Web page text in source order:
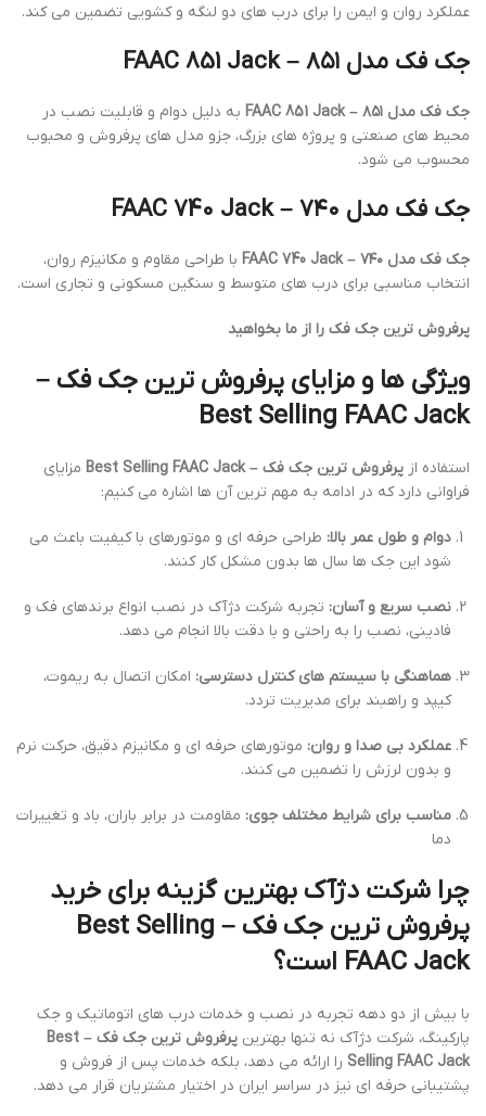
عملکرد روان و ایمن را برای درب های دو لنگه و کشویی تضمین می کند.
جک فک مدل ۸۵۱ – FAAC 851 Jack
جک فک مدل ۸۵۱ – FAAC 851 Jack
به دلیل دوام و قابلیت نصب در
محیط های صنعتی و پروژه های بزرگ، جزو مدل های پرفروش و محبوب
محسوب می شود.
جک فک مدل ۷۴۰ – FAAC 740 Jack
جک فک مدل ۷۴۰ – FAAC 740 Jack
با طراحی مقاوم و مکانیزم روان،
انتخاب مناسبی برای درب های متوسط و سنگین مسکونی و تجاری است.
پرفروش ترین جک فک را از ما بخواهید
ویژگی ها و مزایای پرفروش ترین جک فک –
Best Selling FAAC Jack
استفاده از پرفروش ترین جک فک – Best Selling FAAC Jack
مزایای
فراوانی دارد که در ادامه به مهم ترین آن ها اشاره می کنیم:
دوام و طول عمر بالا: طراحی حرفه ای و موتورهای با کیفیت باعث می
شود این جک ها سال ها بدون مشکل کار کنند.
نصب سریع و آسان: تجربه شرکت دژآک در نصب انواع برندهای فک و
فادینی، نصب را به راحتی و با دقت بالا انجام می دهد.
هماهنگی با سیستم های کنترل دسترسی: امکان اتصال به ریموت،
کیپد و راهبند برای مدیریت تردد.
عملکرد بی صدا و روان: موتورهای حرفه ای و مکانیزم دقیق، حرکت نرم
و بدون لرزش را تضمین می کنند.
مناسب برای شرایط مختلف جوی: مقاومت در برابر باران، باد و تغییرات
دما
چرا شرکت دژآک بهترین گزینه برای خرید
پرفروش ترین جک فک – Best Selling
FAAC Jack است؟
با بیش از دو دهه تجربه در نصب و خدمات درب های اتوماتیک و جک
پارکینگ، شرکت دژآک نه تنها بهترین
پرفروش ترین جک فک – Best
Selling FAAC Jack را ارائه می دهد، بلکه خدمات پس از فروش و
پشتیبانی حرفه ای نیز در سراسر ایران در اختیار مشتریان قرار می دهد.